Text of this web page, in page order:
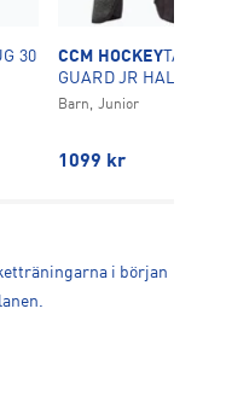
30
CCM HOCKEYTACKS
GUARD JR
Barn, Junior
1099 kr
i början